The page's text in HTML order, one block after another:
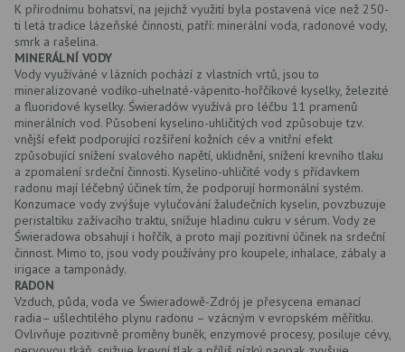
K přírodnímu bohatsví, na jejichž využití byla postavená více než 250-
ti letá tradice lázeňské činnosti, patří: minerální voda, radonové vody,
smrk a rašelina.
MINERÁLNÍ VODY
Vody využíváné v lázních pochází z vlastních vrtů, jsou to
mineralizované vodíko-uhelnaté-vápenito-hořčíkové kyselky, železité
a fluoridové kyselky. Świeradów využívá pro léčbu 11 pramenů
minerálních vod. Působení kyselino-uhličitých vod způsobuje tzv.
vnější efekt podporující rozšíření kožních cév a vnitřní efekt
způsobující snížení svalového napětí, uklidnění, snížení krevního tlaku
a zpomalení srdeční činnosti. Kyselino-uhličité vody s přídavkem
radonu mají léčebný účinek tím, že podporují hormonální systém.
Konzumace vody zvýšuje vylučování žaludečních kyselin, povzbuzuje
peristaltiku zažívacího traktu, snížuje hladinu cukru v sérum. Vody ze
Świeradowa obsahují i hořčík, a proto mají pozitivní účinek na srdeční
činnost. Mimo to, jsou vody používány pro koupele, inhalace, zábaly a
irigace a tamponády.
RADON
Vzduch, půda, voda ve Świeradowě-Zdrój je přesycena emanací
radia– ušlechtilého plynu radonu – vzácným v evropském měřítku.
Ovlivňuje pozitivně proměny buněk, enzymové procesy, posiluje cévy,